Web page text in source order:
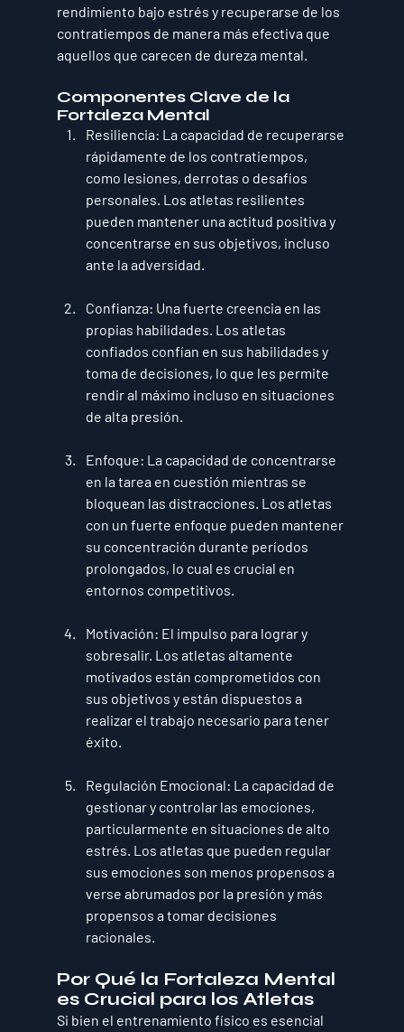
rendimiento bajo estrés y recuperarse de los
contratiempos de manera más efectiva que
aquellos que carecen de dureza mental.
Componentes Clave de la
Fortaleza Mental
Resiliencia: La capacidad de recuperarse
rápidamente de los contratiempos,
como lesiones, derrotas o desafíos
personales. Los atletas resilientes
pueden mantener una actitud positiva y
concentrarse en sus objetivos, incluso
ante la adversidad.
Confianza: Una fuerte creencia en las
propias habilidades. Los atletas
confiados confían en sus habilidades y
toma de decisiones, lo que les permite
rendir al máximo incluso en situaciones
de alta presión.
Enfoque: La capacidad de concentrarse
en la tarea en cuestión mientras se
bloquean las distracciones. Los atletas
con un fuerte enfoque pueden mantener
su concentración durante períodos
prolongados, lo cual es crucial en
entornos competitivos.
Motivación: El impulso para lograr y
sobresalir. Los atletas altamente
motivados están comprometidos con
sus objetivos y están dispuestos a
realizar el trabajo necesario para tener
éxito.
Regulación Emocional: La capacidad de
gestionar y controlar las emociones,
particularmente en situaciones de alto
estrés. Los atletas que pueden regular
sus emociones son menos propensos a
verse abrumados por la presión y más
propensos a tomar decisiones
racionales.
Por Qué la Fortaleza Mental
es Crucial para los Atletas
Si bien el entrenamiento físico es esencial